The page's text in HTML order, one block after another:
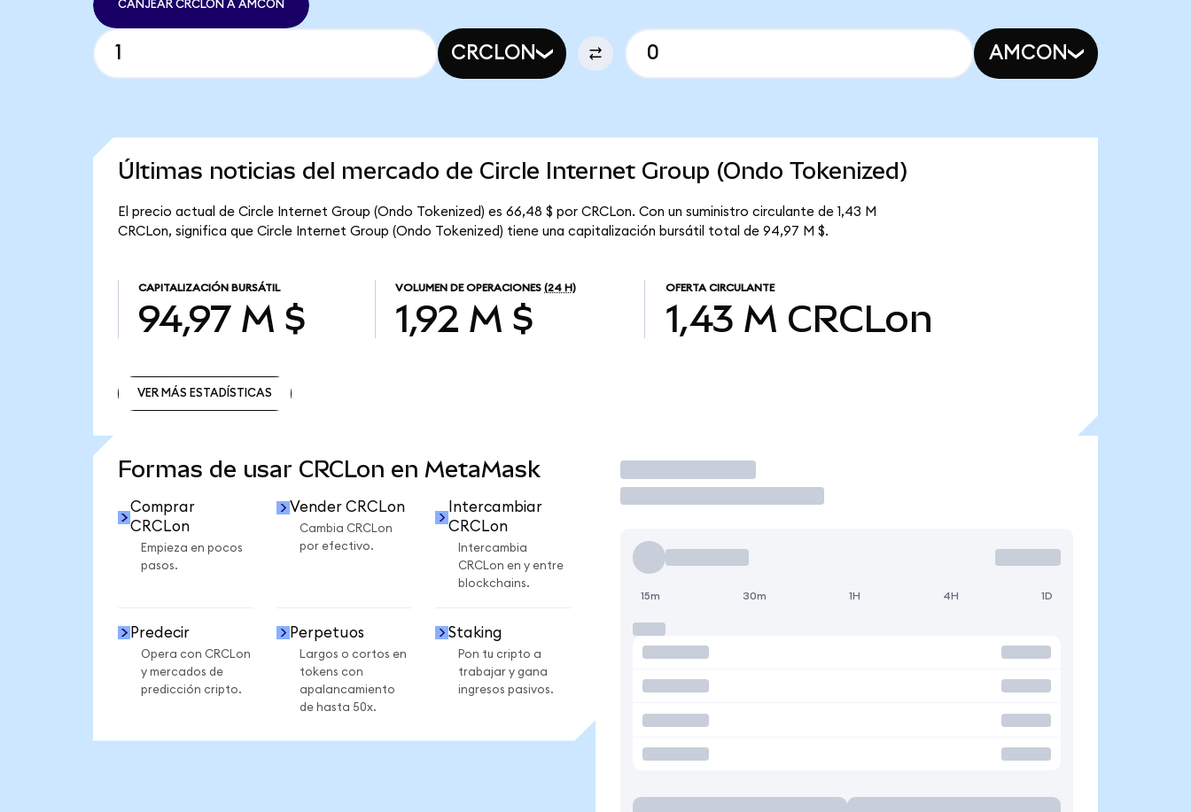
CANJEAR CRCLON A AMCON
CRCLON AMCON
Últimas noticias del mercado de Circle Internet Group (Ondo Tokenized)
El precio actual de Circle Internet Group (Ondo Tokenized) es 66,48 $ por CRCLon. Con un suministro circulante de 1,43 M
CRCLon, significa que Circle Internet Group (Ondo Tokenized) tiene una capitalización bursátil total de 94,97 M $.
CAPITALIZACIÓN BURSÁTIL
94,97 M $
VOLUMEN DE OPERACIONES (24 H)
1,92 M $
OFERTA CIRCULANTE
1,43 M CRCLon
VER MÁS ESTADÍSTICAS
Formas de usar CRCLon en MetaMask
Comprar
CRCLon
Empieza en pocos
pasos.
Vender CRCLon
Cambia CRCLon
por efectivo.
Intercambiar
CRCLon
Intercambia
CRCLon en y entre
blockchains.
Predecir
Opera con CRCLon
y mercados de
predicción cripto.
Perpetuos
Largos o cortos en
tokens con
apalancamiento
de hasta 50x.
Staking
Pon tu cripto a
trabajar y gana
ingresos pasivos.
Operar
15m 30m 1H 4H 1D